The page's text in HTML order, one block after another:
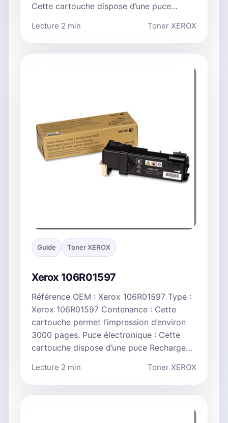
Cette cartouche dispose d’une puce…
Lecture 2 min Toner XEROX
Guide Toner XEROX
Xerox 106R01597
Référence OEM : Xerox 106R01597 Type :
Xerox 106R01597 Contenance : Cette
cartouche permet l’impression d’environ
3000 pages. Puce électronique : Cette
cartouche dispose d’une puce Recharge…
Lecture 2 min Toner XEROX